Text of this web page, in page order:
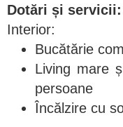
Dotări și servicii:
Interior:
Bucătărie
Living mare
persoane
Încălzire cu